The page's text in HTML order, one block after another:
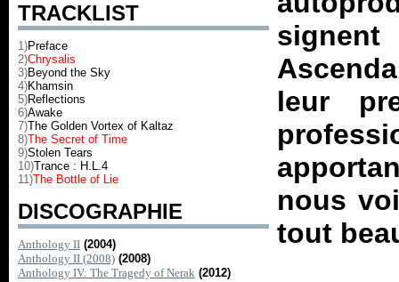
TRACKLIST
1)Preface
2)Chrysalis
3)Beyond the Sky
4)Khamsin
5)Reflections
6)Awake
7)The Golden Vortex of Kaltaz
8)The Secret of Time
9)Stolen Tears
10)Trance : H.L.4
11)The Bottle of Lie
DISCOGRAPHIE
Anthology II (2004)
Anthology II (2008) (2008)
Anthology IV: The Tragedy of Nerak (2012)
leur
nous
tout